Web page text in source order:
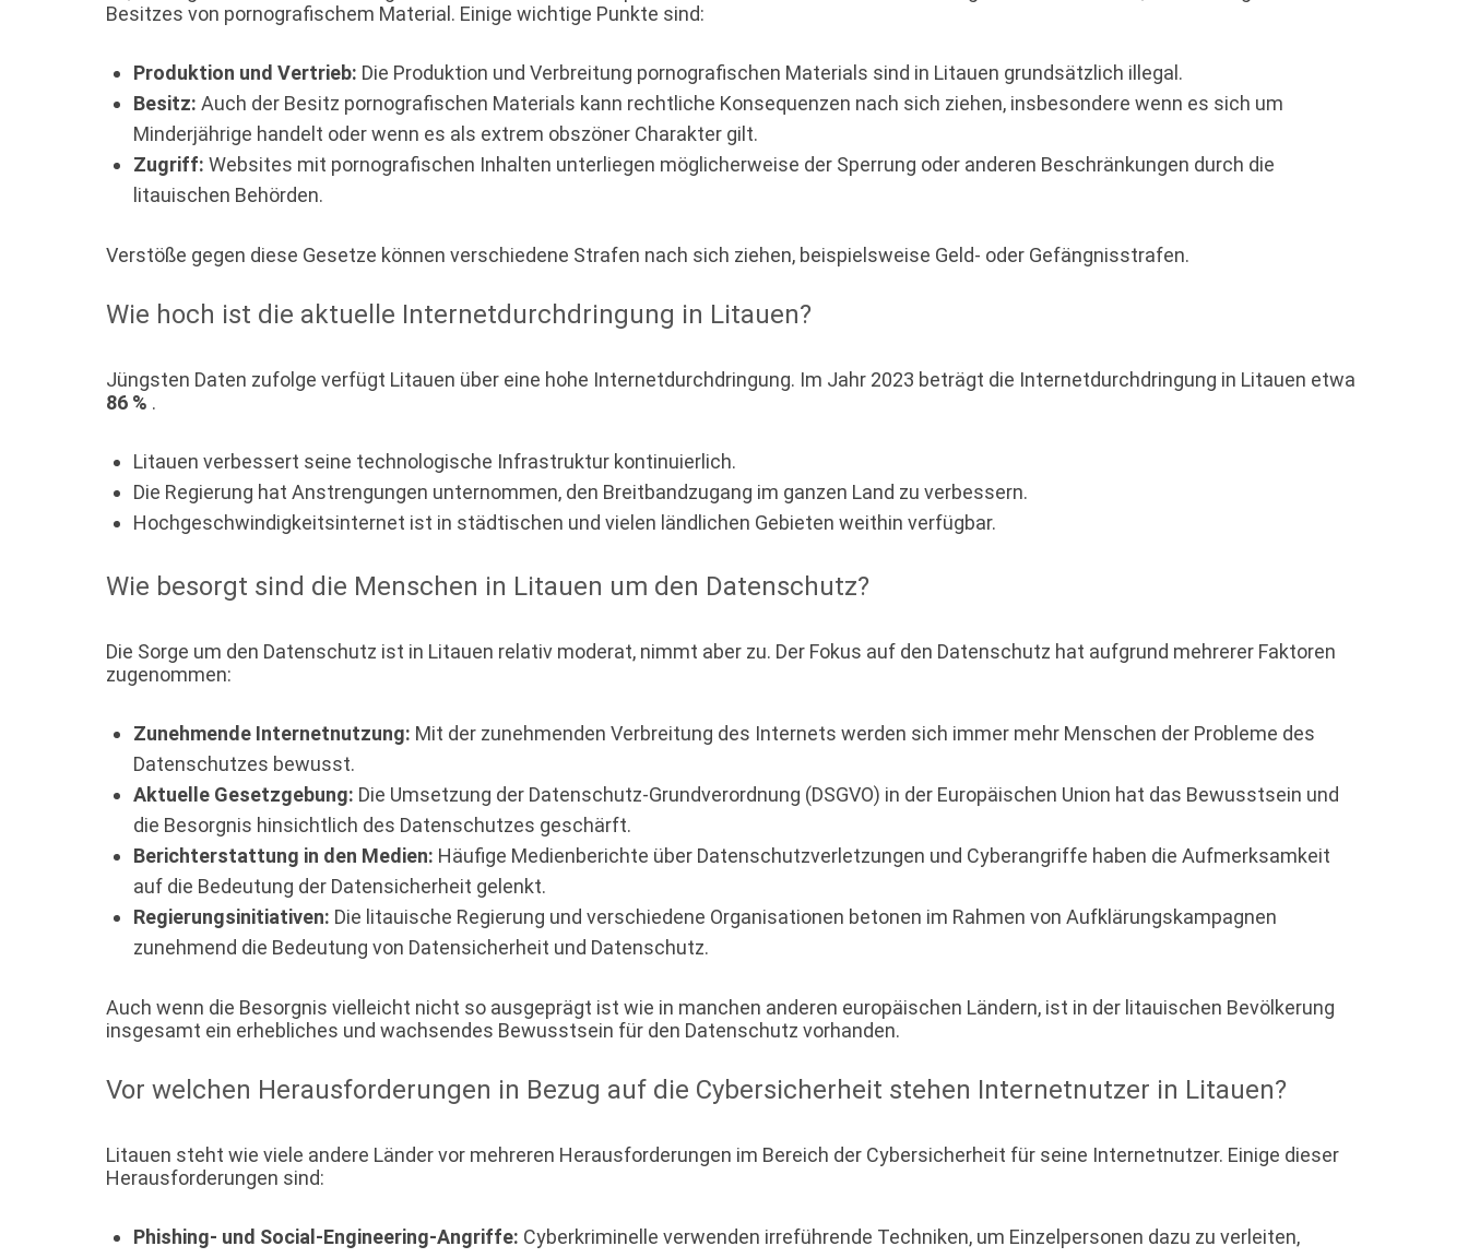
Besitzes von pornografischem Material. Einige wichtige Punkte sind:
Produktion und Vertrieb: Die Produktion und Verbreitung pornografischen Materials sind in Litauen grundsätzlich illegal.
Besitz: Auch der Besitz pornografischen Materials kann rechtliche Konsequenzen nach sich ziehen, insbesondere wenn es sich um
Minderjährige handelt oder wenn es als extrem obszöner Charakter gilt.
Zugriff: Websites mit pornografischen Inhalten unterliegen möglicherweise der Sperrung oder anderen Beschränkungen durch die
litauischen Behörden.
Verstöße gegen diese Gesetze können verschiedene Strafen nach sich ziehen, beispielsweise Geld- oder Gefängnisstrafen.
Wie hoch ist die aktuelle Internetdurchdringung in Litauen?
Jüngsten Daten zufolge verfügt Litauen über eine hohe Internetdurchdringung. Im Jahr 2023 beträgt die Internetdurchdringung in Litauen etwa
86 % .
Litauen verbessert seine technologische Infrastruktur kontinuierlich.
Die Regierung hat Anstrengungen unternommen, den Breitbandzugang im ganzen Land zu verbessern.
Hochgeschwindigkeitsinternet ist in städtischen und vielen ländlichen Gebieten weithin verfügbar.
Wie besorgt sind die Menschen in Litauen um den Datenschutz?
Die Sorge um den Datenschutz ist in Litauen relativ moderat, nimmt aber zu. Der Fokus auf den Datenschutz hat aufgrund mehrerer Faktoren
zugenommen:
Zunehmende Internetnutzung: Mit der zunehmenden Verbreitung des Internets werden sich immer mehr Menschen der Probleme des
Datenschutzes bewusst.
Aktuelle Gesetzgebung: Die Umsetzung der Datenschutz-Grundverordnung (DSGVO) in der Europäischen Union hat das Bewusstsein und
die Besorgnis hinsichtlich des Datenschutzes geschärft.
Berichterstattung in den Medien: Häufige Medienberichte über Datenschutzverletzungen und Cyberangriffe haben die Aufmerksamkeit
auf die Bedeutung der Datensicherheit gelenkt.
Regierungsinitiativen: Die litauische Regierung und verschiedene Organisationen betonen im Rahmen von Aufklärungskampagnen
zunehmend die Bedeutung von Datensicherheit und Datenschutz.
Auch wenn die Besorgnis vielleicht nicht so ausgeprägt ist wie in manchen anderen europäischen Ländern, ist in der litauischen Bevölkerung
insgesamt ein erhebliches und wachsendes Bewusstsein für den Datenschutz vorhanden.
Vor welchen Herausforderungen in Bezug auf die Cybersicherheit stehen Internetnutzer in Litauen?
Litauen steht wie viele andere Länder vor mehreren Herausforderungen im Bereich der Cybersicherheit für seine Internetnutzer. Einige dieser
Herausforderungen sind:
Phishing- und Social-Engineering-Angriffe: Cyberkriminelle verwenden irreführende Techniken, um Einzelpersonen dazu zu verleiten,